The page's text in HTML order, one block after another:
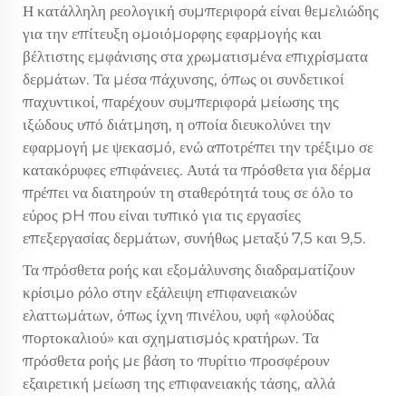
Η κατάλληλη ρεολογική συμπεριφορά είναι θεμελιώδης
για την επίτευξη ομοιόμορφης εφαρμογής και
βέλτιστης εμφάνισης στα χρωματισμένα επιχρίσματα
δερμάτων. Τα μέσα πάχυνσης, όπως οι συνδετικοί
παχυντικοί, παρέχουν συμπεριφορά μείωσης της
ιξώδους υπό διάτμηση, η οποία διευκολύνει την
εφαρμογή με ψεκασμό, ενώ αποτρέπει την τρέξιμο σε
κατακόρυφες επιφάνειες. Αυτά τα πρόσθετα για δέρμα
πρέπει να διατηρούν τη σταθερότητά τους σε όλο το
εύρος pH που είναι τυπικό για τις εργασίες
επεξεργασίας δερμάτων, συνήθως μεταξύ 7,5 και 9,5.
Τα πρόσθετα ροής και εξομάλυνσης διαδραματίζουν
κρίσιμο ρόλο στην εξάλειψη επιφανειακών
ελαττωμάτων, όπως ίχνη πινέλου, υφή «φλούδας
πορτοκαλιού» και σχηματισμός κρατήρων. Τα
πρόσθετα ροής με βάση το πυρίτιο προσφέρουν
εξαιρετική μείωση της επιφανειακής τάσης, αλλά